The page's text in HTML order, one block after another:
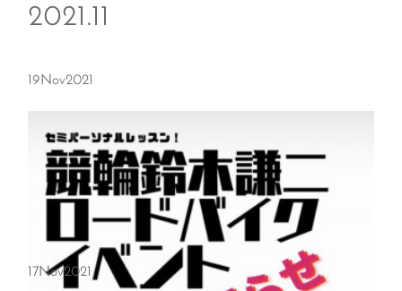
2021.11
19Nov2021
17Nov2021